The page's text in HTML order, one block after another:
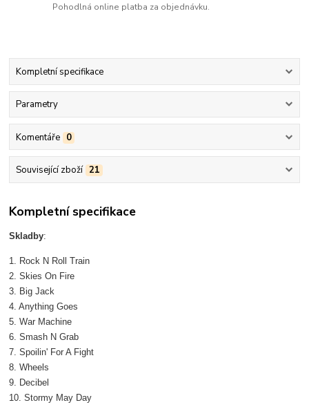
Pohodlná online platba za objednávku.
Kompletní specifikace
Parametry
Komentáře 0
Související zboží 21
Kompletní specifikace
Skladby:
1. Rock N Roll Train
2. Skies On Fire
3. Big Jack
4. Anything Goes
5. War Machine
6. Smash N Grab
7. Spoilin' For A Fight
8. Wheels
9. Decibel
10. Stormy May Day